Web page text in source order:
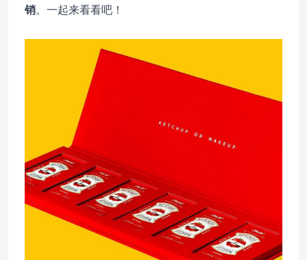
销。一起来看看吧！